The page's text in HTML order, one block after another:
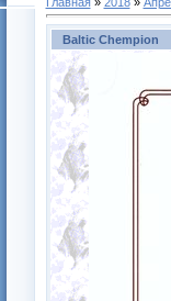
Baltic Chempion